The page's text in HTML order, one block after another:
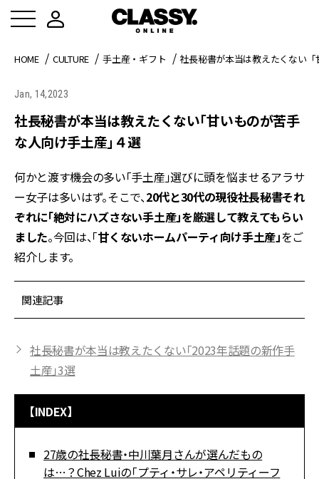
HOME CULTURE 手土産・ギフト 社長秘書が本当は教えたくない
Jan, 14,2023
社長秘書が本当は教えたくない「甘いものが苦手
な人向け手土産」４選
何かと渡す機会の多い「手土産」選びに頭を悩ませるアラサ
ー女子は多いはず。そこで、20代と30代の現役社長秘書それ
ぞれに「絶対にハズさない手土産」を厳選して教えてもらい
ました。今回は、「甘くないホームパーティ向け手土産」をご
紹介します。
関連記事
社長秘書が本当は教えたくない「2023年話題の新作手
土産」3選
【INDEX】
27歳の社長秘書・中川葉月さんが選んだもの
は…？Chez Luiの「プティ・サレ・アペリティーフ